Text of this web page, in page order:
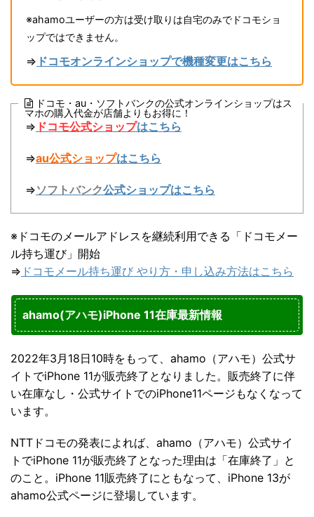
※ahamoユーザーの方は受け取りは自宅のみでドコモショ
ップではできません。
⇒ ドコモオンラインショップで機種変更はこちら
ドコモ・au・ソフトバンクの公式オンラインショップはス
マホの購入代金が店舗よりもお得に！
⇒ ドコモ公式ショップはこちら
⇒au公式ショップはこちら
⇒ソフトバンク公式ショップはこちら
※ドコモのメールアドレスを継続利用できる「ドコモメー
ル持ち運び」開始
⇒ ドコモメール持ち運び やり方・申し込み方法はこちら
ahamo(アハモ)iPhone 11在庫最新情報
2022年3月18日10時をもって、ahamo（アハモ）公式サ
イトでiPhone 11が販売終了となりました。販売終了に伴
い在庫なし・公式サイトでのiPhone11ページもなくなって
います。
NTTドコモの発表によれば、ahamo（アハモ）公式サイ
トでiPhone 11が販売終了となった理由は「在庫終了」と
のこと。iPhone 11販売終了にともなって、iPhone 13が
ahamo公式ページに登場しています。